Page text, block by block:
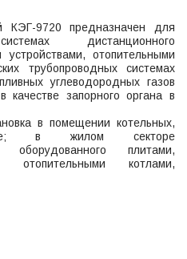
КЭГ-9720 предназначен для
дистанционного
устройствами, отопительными
трубопроводных системах
углеводородных газов
качестве запорного органа в
в помещении котельных,
в жилом секторе
оборудованного плитами,
отопительными котлами,